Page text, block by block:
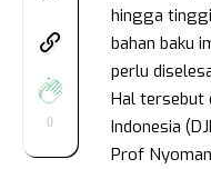
0
hingga
bahan baku
perlu
Hal tersebut
Indonesia
Prof